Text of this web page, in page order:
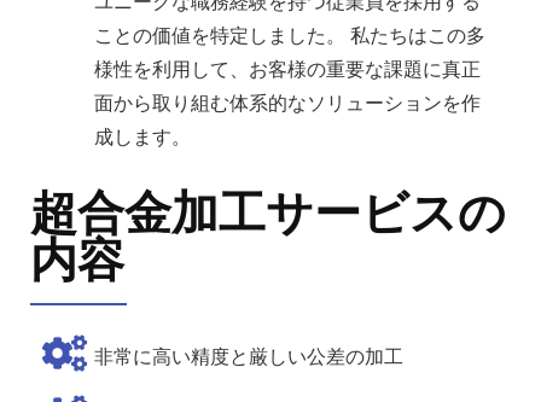
ことの価値を特定しました。 私たちはこの多
様性を利用して、お客様の重要な課題に真正
面から取り組む体系的なソリューションを作
成します。
超合金加工サービスの
内容
非常に高い精度と厳しい公差の加工